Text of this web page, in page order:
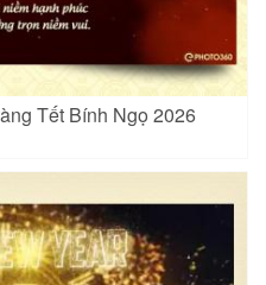
Tết Bính Ngọ 2026